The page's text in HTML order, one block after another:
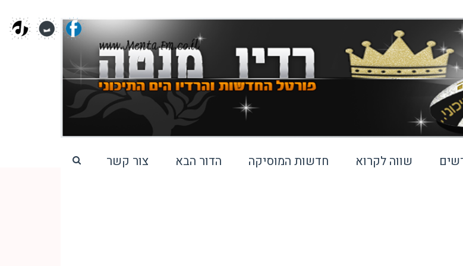
שווה לקרוא חדשות המוסיקה הדור הבא צור קשר